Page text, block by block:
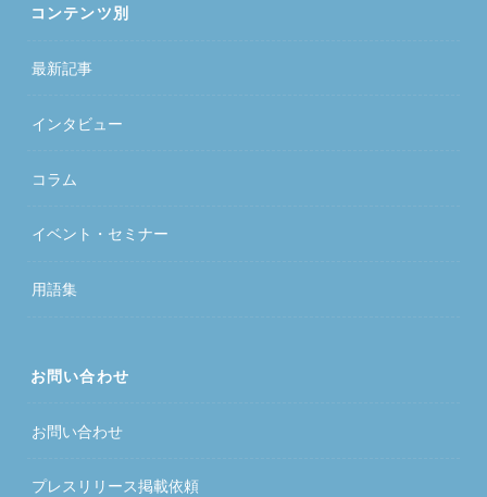
コンテンツ別
最新記事
インタビュー
コラム
イベント・セミナー
用語集
お問い合わせ
お問い合わせ
プレスリリース掲載依頼